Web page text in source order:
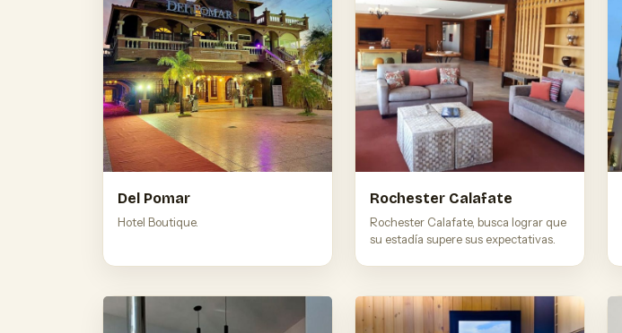
Del Pomar
Hotel Boutique.
Rochester Calafate
Rochester Calafate, busca lograr que
su estadía supere sus expectativas.